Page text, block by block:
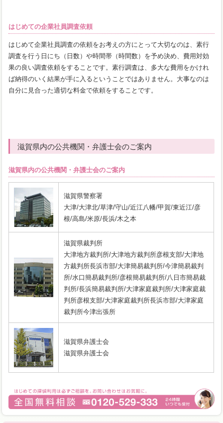
はじめての企業社員調査依頼
はじめて企業社員調査の依頼をお考えの方にとって大切なのは、素行
調査を行う日にち（日数）や時間帯（時間数）を予め決め、費用対効
果の良い調査依頼をすることです。素行調査は、多大な費用をかけれ
ば納得のいく結果が手に入るということではありません。大事なのは
自分に見合った適切な料金で依頼をすることです。
滋賀県内の公共機関・弁護士会のご案内
滋賀県内の公共機関・弁護士会のご案内
滋賀県警察署
大津/大津北/草津/守山/近江八幡/甲賀/東近江/彦
根/高島/米原/長浜/木之本
滋賀県裁判所
大津地方裁判所/大津地方裁判所彦根支部/大津地
方裁判所長浜市部/大津簡易裁判所/今津簡易裁判
所/水口簡易裁判所/彦根簡易裁判所/八日市簡易裁
判所/長浜簡易裁判所/大津家庭裁判所/大津家庭裁
判所彦根支部/大津家庭裁判所長浜市部/大津家庭
裁判所今津出張所
滋賀県弁護士会
滋賀県弁護士会